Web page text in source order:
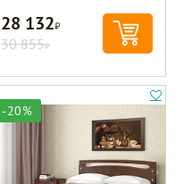
28 132Р
30 855Р
-20%